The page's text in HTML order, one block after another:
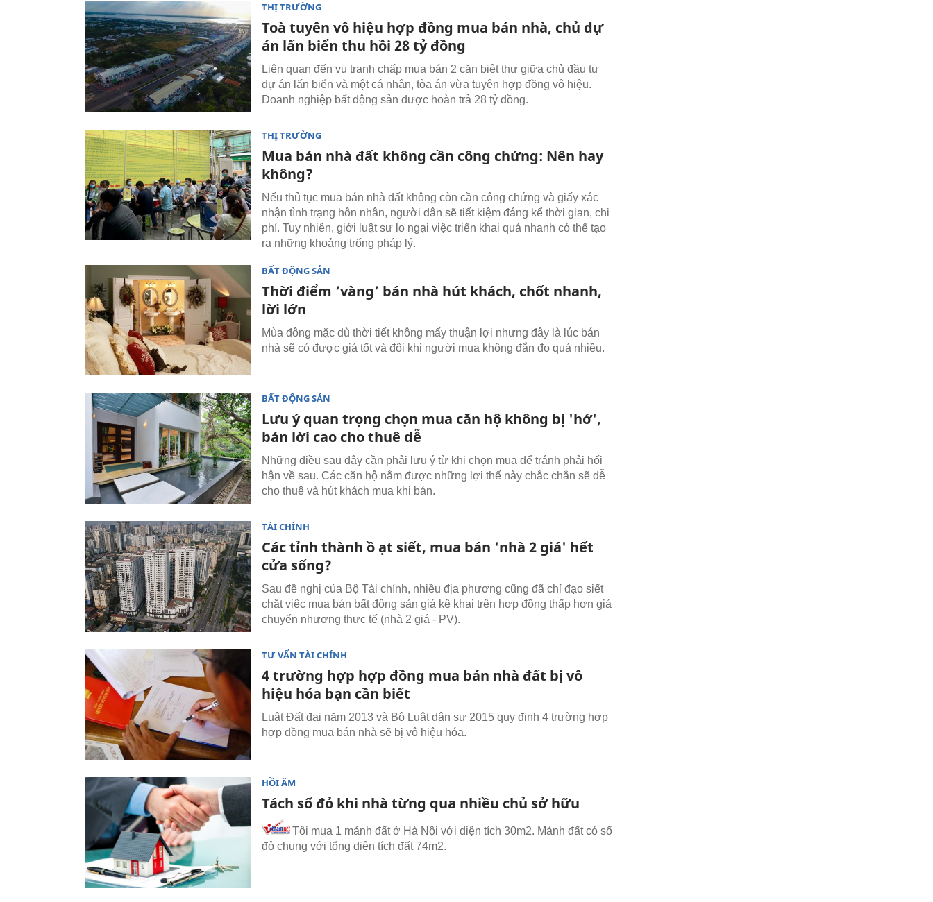
THỊ TRƯỜNG
Toà tuyên vô hiệu hợp đồng mua bán nhà, chủ dự
án lấn biển thu hồi 28 tỷ đồng
Liên quan đến vụ tranh chấp mua bán 2 căn biệt thự giữa chủ đầu tư
dự án lấn biển và một cá nhân, tòa án vừa tuyên hợp đồng vô hiệu.
Doanh nghiệp bất động sản được hoàn trả 28 tỷ đồng.
THỊ TRƯỜNG
Mua bán nhà đất không cần công chứng: Nên hay
không?
Nếu thủ tục mua bán nhà đất không còn cần công chứng và giấy xác
nhận tình trạng hôn nhân, người dân sẽ tiết kiệm đáng kể thời gian, chi
phí. Tuy nhiên, giới luật sư lo ngại việc triển khai quá nhanh có thể tạo
ra những khoảng trống pháp lý.
BẤT ĐỘNG SẢN
Thời điểm ‘vàng’ bán nhà hút khách, chốt nhanh,
lời lớn
Mùa đông mặc dù thời tiết không mấy thuận lợi nhưng đây là lúc bán
nhà sẽ có được giá tốt và đôi khi người mua không đắn đo quá nhiều.
BẤT ĐỘNG SẢN
Lưu ý quan trọng chọn mua căn hộ không bị 'hớ',
bán lời cao cho thuê dễ
Những điều sau đây cần phải lưu ý từ khi chọn mua để tránh phải hối
hận về sau. Các căn hộ nắm được những lợi thế này chắc chắn sẽ dễ
cho thuê và hút khách mua khi bán.
TÀI CHÍNH
Các tỉnh thành ồ ạt siết, mua bán 'nhà 2 giá' hết
cửa sống?
Sau đề nghị của Bộ Tài chính, nhiều địa phương cũng đã chỉ đạo siết
chặt việc mua bán bất động sản giá kê khai trên hợp đồng thấp hơn giá
chuyển nhượng thực tế (nhà 2 giá - PV).
TƯ VẤN TÀI CHÍNH
4 trường hợp hợp đồng mua bán nhà đất bị vô
hiệu hóa bạn cần biết
Luật Đất đai năm 2013 và Bộ Luật dân sự 2015 quy định 4 trường hợp
hợp đồng mua bán nhà sẽ bị vô hiệu hóa.
HỒI ÂM
Tách sổ đỏ khi nhà từng qua nhiều chủ sở hữu
Tôi mua 1 mảnh đất ở Hà Nội với diện tích 30m2. Mảnh đất có sổ
đỏ chung với tổng diện tích đất 74m2.